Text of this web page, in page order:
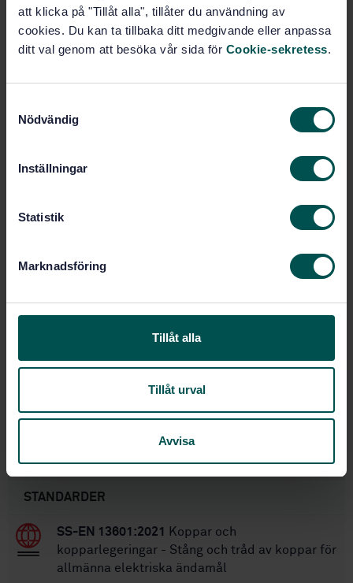
att klicka på "Tillåt alla", tillåter du användning av
cookies. Du kan ta tillbaka ditt medgivande eller anpassa
ditt val genom att besöka vår sida för Cookie-sekretess.
Nödvändig
Inställningar
Statistik
Marknadsföring
Tillåt alla
Tillåt urval
Avvisa
Prenumerera på standarden - Läs mer
Pris:1 097 SEK
Fler alternativ
Språk:
Internationell titel:
Copper and copper alloys
- Drawn, round copper wire for the
Artikelnummer:STD-98531
Fastställd:2013-06-23
Ersätter: SS-EN 13602
Inom samma område
STANDARDER
SS-EN 13601:2021
Koppar och
kopparlegeringar - Stång och tråd av koppar för
allmänna elektriska ändamål